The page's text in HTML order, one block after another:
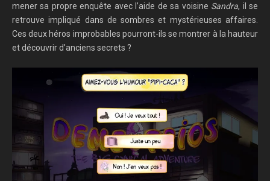
mener sa propre enquête avec l’aide de sa voisine Sandra, il se
retrouve impliqué dans de sombres et mystérieuses affaires.
Ces deux héros improbables pourront-ils se montrer à la hauteur
et découvrir d’anciens secrets ?